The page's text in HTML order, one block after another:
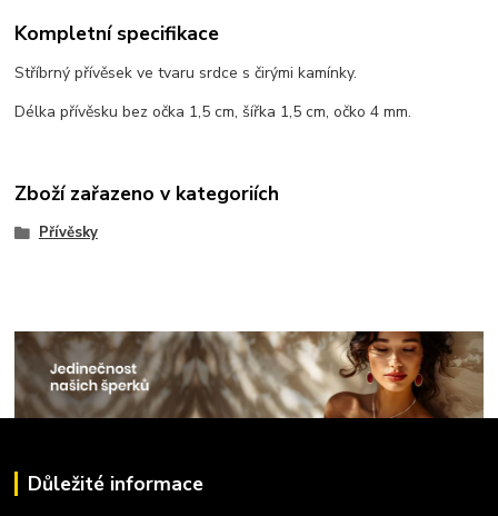
Kompletní specifikace
Stříbrný přívěsek ve tvaru srdce s čirými kamínky.
Délka přívěsku bez očka 1,5 cm, šířka 1,5 cm, očko 4 mm.
Zboží zařazeno v kategoriích
Přívěsky
Důležité informace